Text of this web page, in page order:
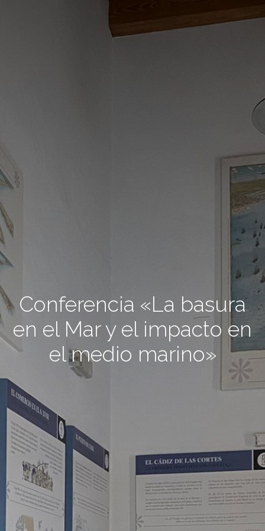
Conferencia «La basura
en el Mar y el impacto en
el medio marino»